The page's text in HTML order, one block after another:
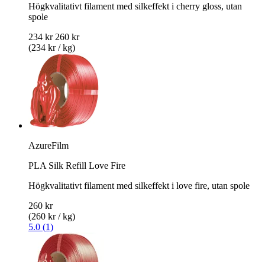
Högkvalitativt filament med silkeffekt i cherry gloss, utan
spole
234 kr 260 kr
(234 kr / kg)
AzureFilm
PLA Silk Refill Love Fire
Högkvalitativt filament med silkeffekt i love fire, utan spole
260 kr
(260 kr / kg)
5.0 (1)